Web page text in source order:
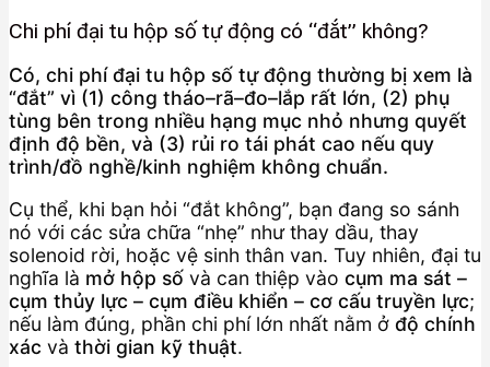
Chi phí đại tu hộp số tự động có “đắt” không?
Có, chi phí đại tu hộp số tự động thường bị xem là
“đắt” vì (1) công tháo–rã–đo–lắp rất lớn, (2) phụ
tùng bên trong nhiều hạng mục nhỏ nhưng quyết
định độ bền, và (3) rủi ro tái phát cao nếu quy
trình/đồ nghề/kinh nghiệm không chuẩn.
Cụ thể, khi bạn hỏi “đắt không”, bạn đang so sánh
nó với các sửa chữa “nhẹ” như thay dầu, thay
solenoid rời, hoặc vệ sinh thân van. Tuy nhiên, đại tu
nghĩa là mở hộp số và can thiệp vào cụm ma sát –
cụm thủy lực – cụm điều khiển – cơ cấu truyền lực;
nếu làm đúng, phần chi phí lớn nhất nằm ở độ chính
xác và thời gian kỹ thuật.